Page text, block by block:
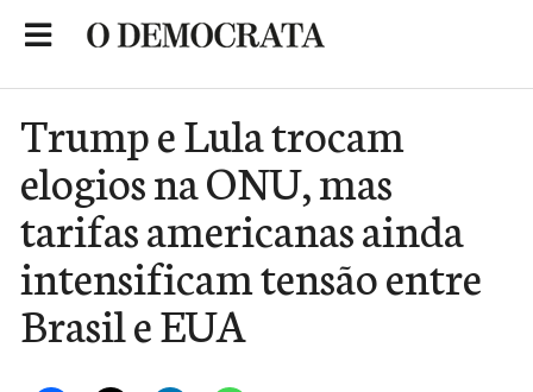
Trump e Lula trocam
elogios na ONU, mas
tarifas americanas ainda
intensificam tensão entre
Brasil e EUA